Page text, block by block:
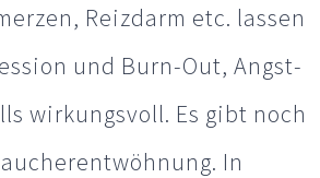
Reizdarm etc. lassen
und Burn-Out, Angst-
wirkungsvoll. Es gibt noch
In